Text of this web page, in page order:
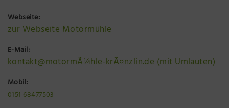
Webseite:
zur Webseite Motormühle
E-Mail:
kontakt@motormÃ¼hle-krÃ¤nzlin.de (mit Umlauten)
Mobil:
0151 68477503‬